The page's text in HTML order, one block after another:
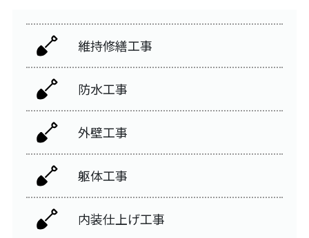
維持修繕工事
防水工事
外壁工事
躯体工事
内装仕上げ工事